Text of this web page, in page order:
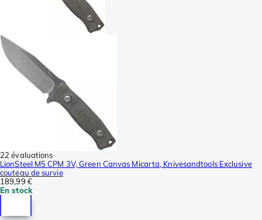
22 évaluations
LionSteel M5 CPM 3V, Green Canvas Micarta, Knivesandtools Exclusive
couteau de survie
189,99 €
En stock